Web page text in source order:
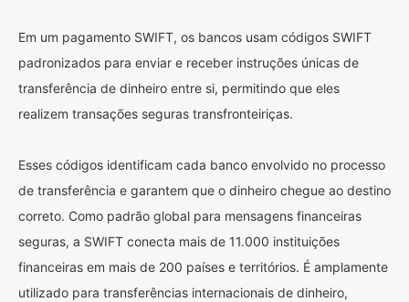
Em um pagamento SWIFT, os bancos usam códigos SWIFT
padronizados para enviar e receber instruções únicas de
transferência de dinheiro entre si, permitindo que eles
realizem transações seguras transfronteiriças.
Esses códigos identificam cada banco envolvido no processo
de transferência e garantem que o dinheiro chegue ao destino
correto. Como padrão global para mensagens financeiras
seguras, a SWIFT conecta mais de 11.000 instituições
financeiras em mais de 200 países e territórios. É amplamente
utilizado para transferências internacionais de dinheiro,